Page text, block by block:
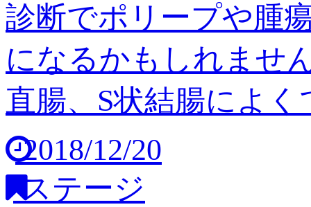
診断でポリープや腫
になるかもしれませ
直腸、S状結腸によ
2018/12/20
ステージ